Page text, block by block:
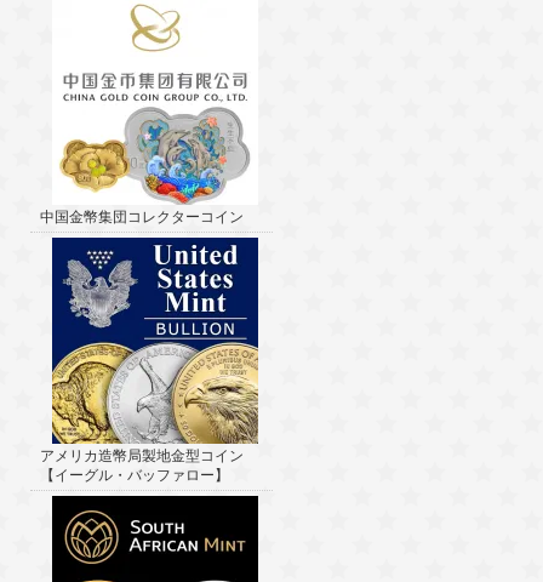
中国金幣集団コレクターコイン
アメリカ造幣局製地金型コイン
【イーグル・バッファロー】